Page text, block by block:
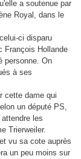
a soutenue par
Royal, dans le
ci disparu
François Hollande
personne. On
à ses
cette dame qui
un député PS,
les
Trierweiler.
vu sa cote auprès
un peu moins sur